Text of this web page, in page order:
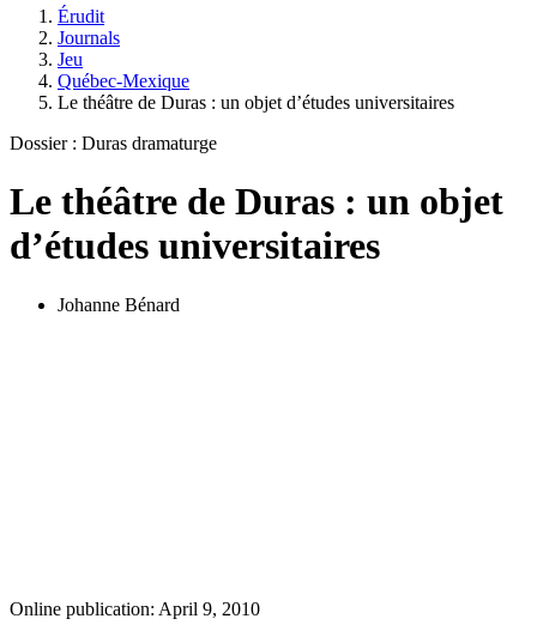
Érudit
Journals
Jeu
Québec-Mexique
Le théâtre de Duras : un objet d’études universitaires
Dossier : Duras dramaturge
Le théâtre de Duras : un objet
d’études universitaires
Johanne Bénard
Online publication: April 9, 2010